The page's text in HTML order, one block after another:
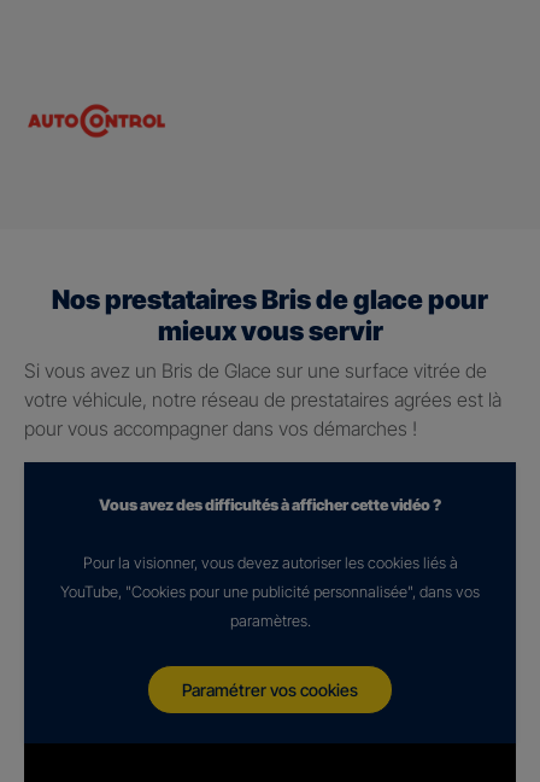
Nos prestataires Bris de glace pour
mieux vous servir
Si vous avez un Bris de Glace sur une surface vitrée de
votre véhicule, notre réseau de prestataires agrées est là
pour vous accompagner dans vos démarches !
Vous avez des difficultés à afficher cette vidéo ?
Pour la visionner, vous devez autoriser les cookies liés à
YouTube, "Cookies pour une publicité personnalisée", dans vos
paramètres.
Paramétrer vos cookies